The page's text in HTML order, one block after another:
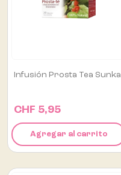
Infusión Prosta Tea Sunka
CHF 5,95
Agregar al carrito